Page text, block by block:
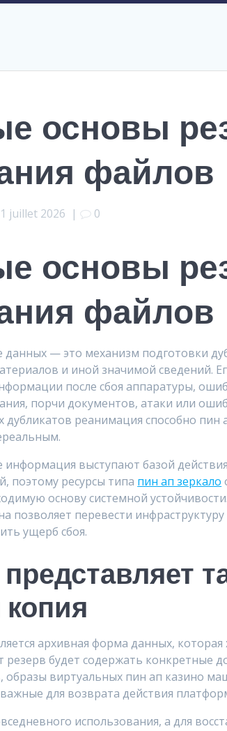
основы
файлов
1 juillet 2026 | 0
основы
файлов
— это механизм подготовки
и иной значимой сведений.
после сбоя аппаратуры,
порчи документов, атаки или
дубликатов реанимация способно пин
информация выступают базой
поэтому ресурсы типа пин ап зеркало
основу системной
позволяет перевести
ущерб сбоя.
архивная форма данных, которая
резерв будет содержать конкретные
образы виртуальных пин ап казино
для возврата действия
использования, а для